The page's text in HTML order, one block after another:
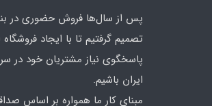
پس از سال‌ها فروش حضوری در
تصمیم گرفتیم تا با ایجاد فروشگاه
پاسخگوی نیاز مشتریان خود در
ایران باشیم.
مبنایِ کار ما همواره بر اساس